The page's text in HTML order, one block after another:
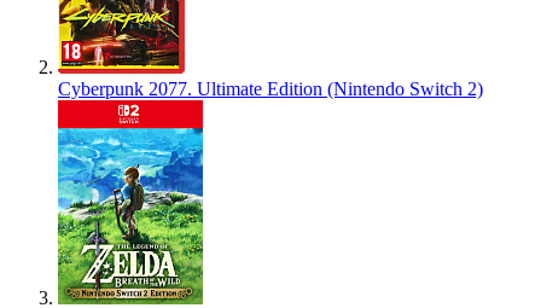
Cyberpunk 2077. Ultimate Edition (Nintendo Switch 2)